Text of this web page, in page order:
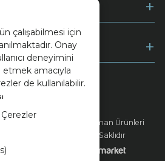
çalışabilmesi için
Onay
deneyimini
amacıyla
de kullanılabilir.
Kvkk ve Çerez Politikası
Turizm Enerji Seramik Orman Ürünleri
Tic. A.Ş. - Tüm Hakları Saklıdır